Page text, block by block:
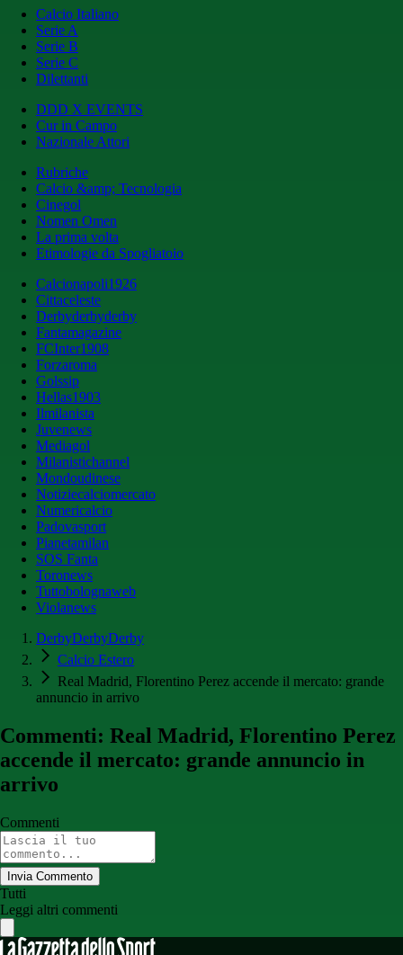
Calcio Italiano
Serie A
Serie B
Serie C
Dilettanti
DDD X EVENTS
Cur in Campo
Nazionale Attori
Rubriche
Calcio &amp; Tecnologia
Cinegol
Nomen Omen
La prima volta
Etimologie da Spogliatoio
Calcionapoli1926
Cittaceleste
Derbyderbyderby
Fantamagazine
FCInter1908
Forzaroma
Golssip
Hellas1903
Ilmilanista
Juvenews
Mediagol
Milanistichannel
Mondoudinese
Notiziecalciomercato
Numericalcio
Padovasport
Pianetamilan
SOS Fanta
Toronews
Tuttobolognaweb
Violanews
DerbyDerbyDerby
Calcio Estero
Real Madrid, Florentino Perez accende il mercato: grande
annuncio in arrivo
Commenti: Real Madrid, Florentino Perez
accende il mercato: grande annuncio in
arrivo
Commenti
Invia Commento
Tutti
Leggi altri commenti